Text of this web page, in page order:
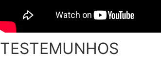
TESTEMUNHOS